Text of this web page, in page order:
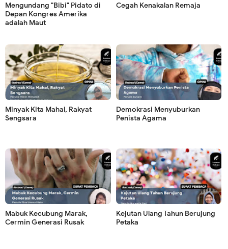
Mengundang "Bibi" Pidato di
Depan Kongres Amerika
adalah Maut
Cegah Kenakalan Remaja
Minyak Kita Mahal, Rakyat
Sengsara
Demokrasi Menyuburkan
Penista Agama
Mabuk Kecubung Marak,
Cermin Generasi Rusak
Kejutan Ulang Tahun Berujung
Petaka